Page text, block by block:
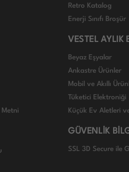
Metni
Retro Katalog
Enerji Sınıfı Broşür
VESTEL AYLIK
Beyaz Eşyalar
Ankastre Ürünler
Mobil ve Akıllı
Tüketici Elektroniği
Küçük Ev Aletleri
GÜVENLİK
SSL 3D Secure ile